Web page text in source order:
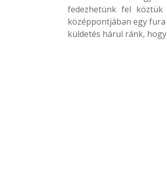
fedezhetünk fel
középpontjában egy fura
küldetés hárul ránk,